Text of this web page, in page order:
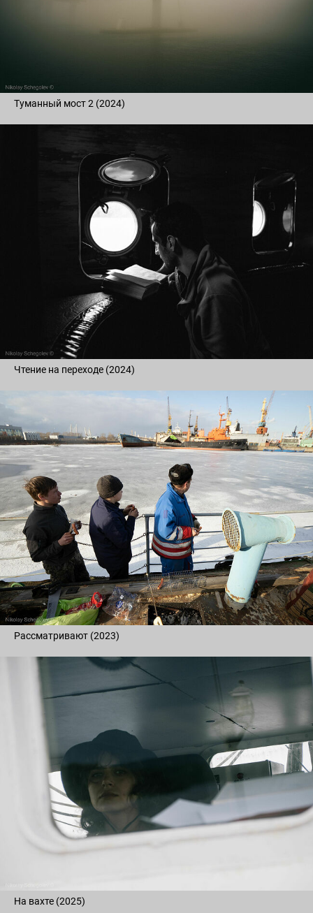
Туманный мост 2 (2024)
Чтение на переходе (2024)
Рассматривают (2023)
На вахте (2025)